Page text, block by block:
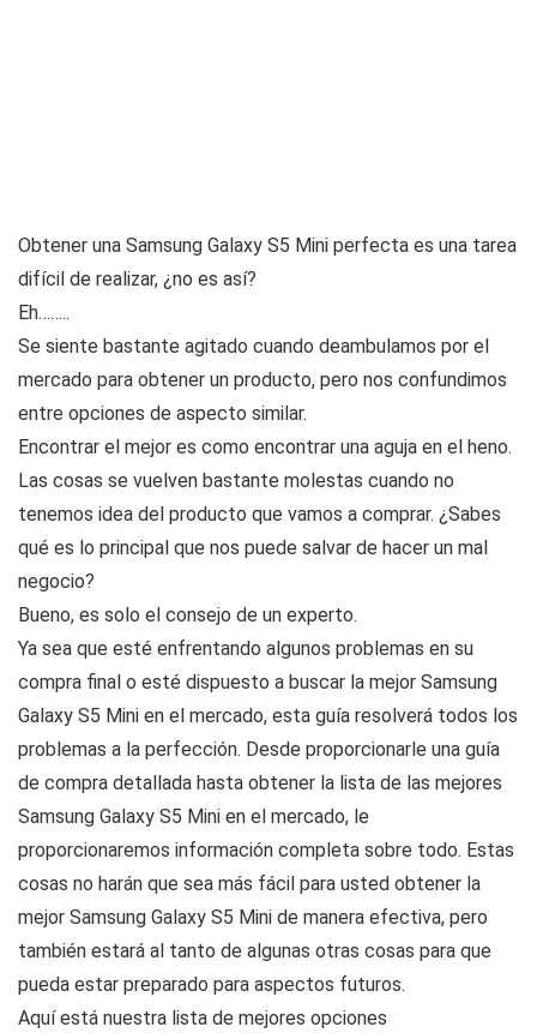
Obtener una Samsung Galaxy S5 Mini perfecta es una tarea
difícil de realizar, ¿no es así?
Eh……..
Se siente bastante agitado cuando deambulamos por el
mercado para obtener un producto, pero nos confundimos
entre opciones de aspecto similar.
Encontrar el mejor es como encontrar una aguja en el heno.
Las cosas se vuelven bastante molestas cuando no
tenemos idea del producto que vamos a comprar. ¿Sabes
qué es lo principal que nos puede salvar de hacer un mal
negocio?
Bueno, es solo el consejo de un experto.
Ya sea que esté enfrentando algunos problemas en su
compra final o esté dispuesto a buscar la mejor Samsung
Galaxy S5 Mini en el mercado, esta guía resolverá todos los
problemas a la perfección. Desde proporcionarle una guía
de compra detallada hasta obtener la lista de las mejores
Samsung Galaxy S5 Mini en el mercado, le
proporcionaremos información completa sobre todo. Estas
cosas no harán que sea más fácil para usted obtener la
mejor Samsung Galaxy S5 Mini de manera efectiva, pero
también estará al tanto de algunas otras cosas para que
pueda estar preparado para aspectos futuros.
Aquí está nuestra lista de mejores opciones